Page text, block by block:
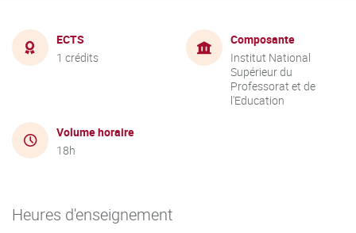
ECTS
1 crédits
Composante
Institut National
Supérieur du
Professorat et de
l'Education
Volume horaire
18h
Heures d'enseignement